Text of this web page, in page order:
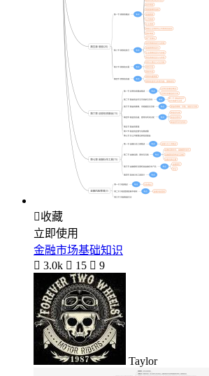
收藏
立即使用
金融市场基础知识
 3.0k  15  9
Taylor